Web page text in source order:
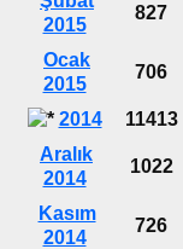
2015
827
Ocak
2015
706
2014 11413
Aralık
2014
1022
Kasım
2014
726